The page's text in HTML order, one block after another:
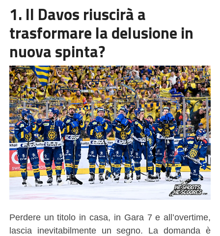
1. Il Davos riuscirà a
trasformare la delusione in
nuova spinta?
Perdere un titolo in casa, in Gara 7 e all’overtime,
lascia inevitabilmente un segno. La domanda è